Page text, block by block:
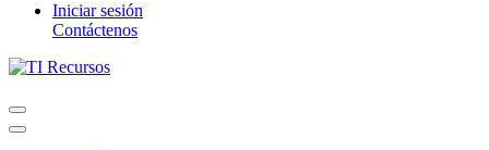
Iniciar sesión
Contáctenos